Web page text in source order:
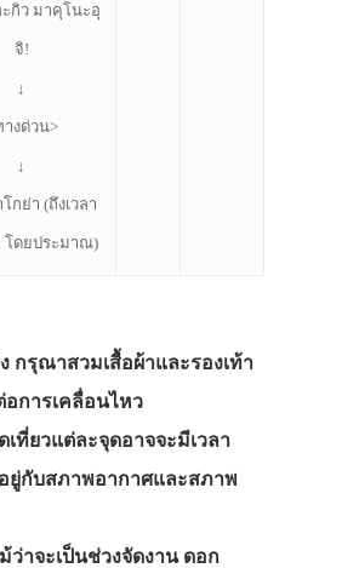
กิว มาคุโนะอุ
จิ!
↓
างด่วน>
↓
กย่า (ถึงเวลา
โดยประมาณ)
กรุณาสวมเสื้อผ้าและรองเท้า
อการเคลื่อนไหว
เที่ยวแต่ละจุดอาจจะมีเวลา
ยู่กับสภาพอากาศและสภาพ
ว่าจะเป็นช่วงจัดงาน ดอก